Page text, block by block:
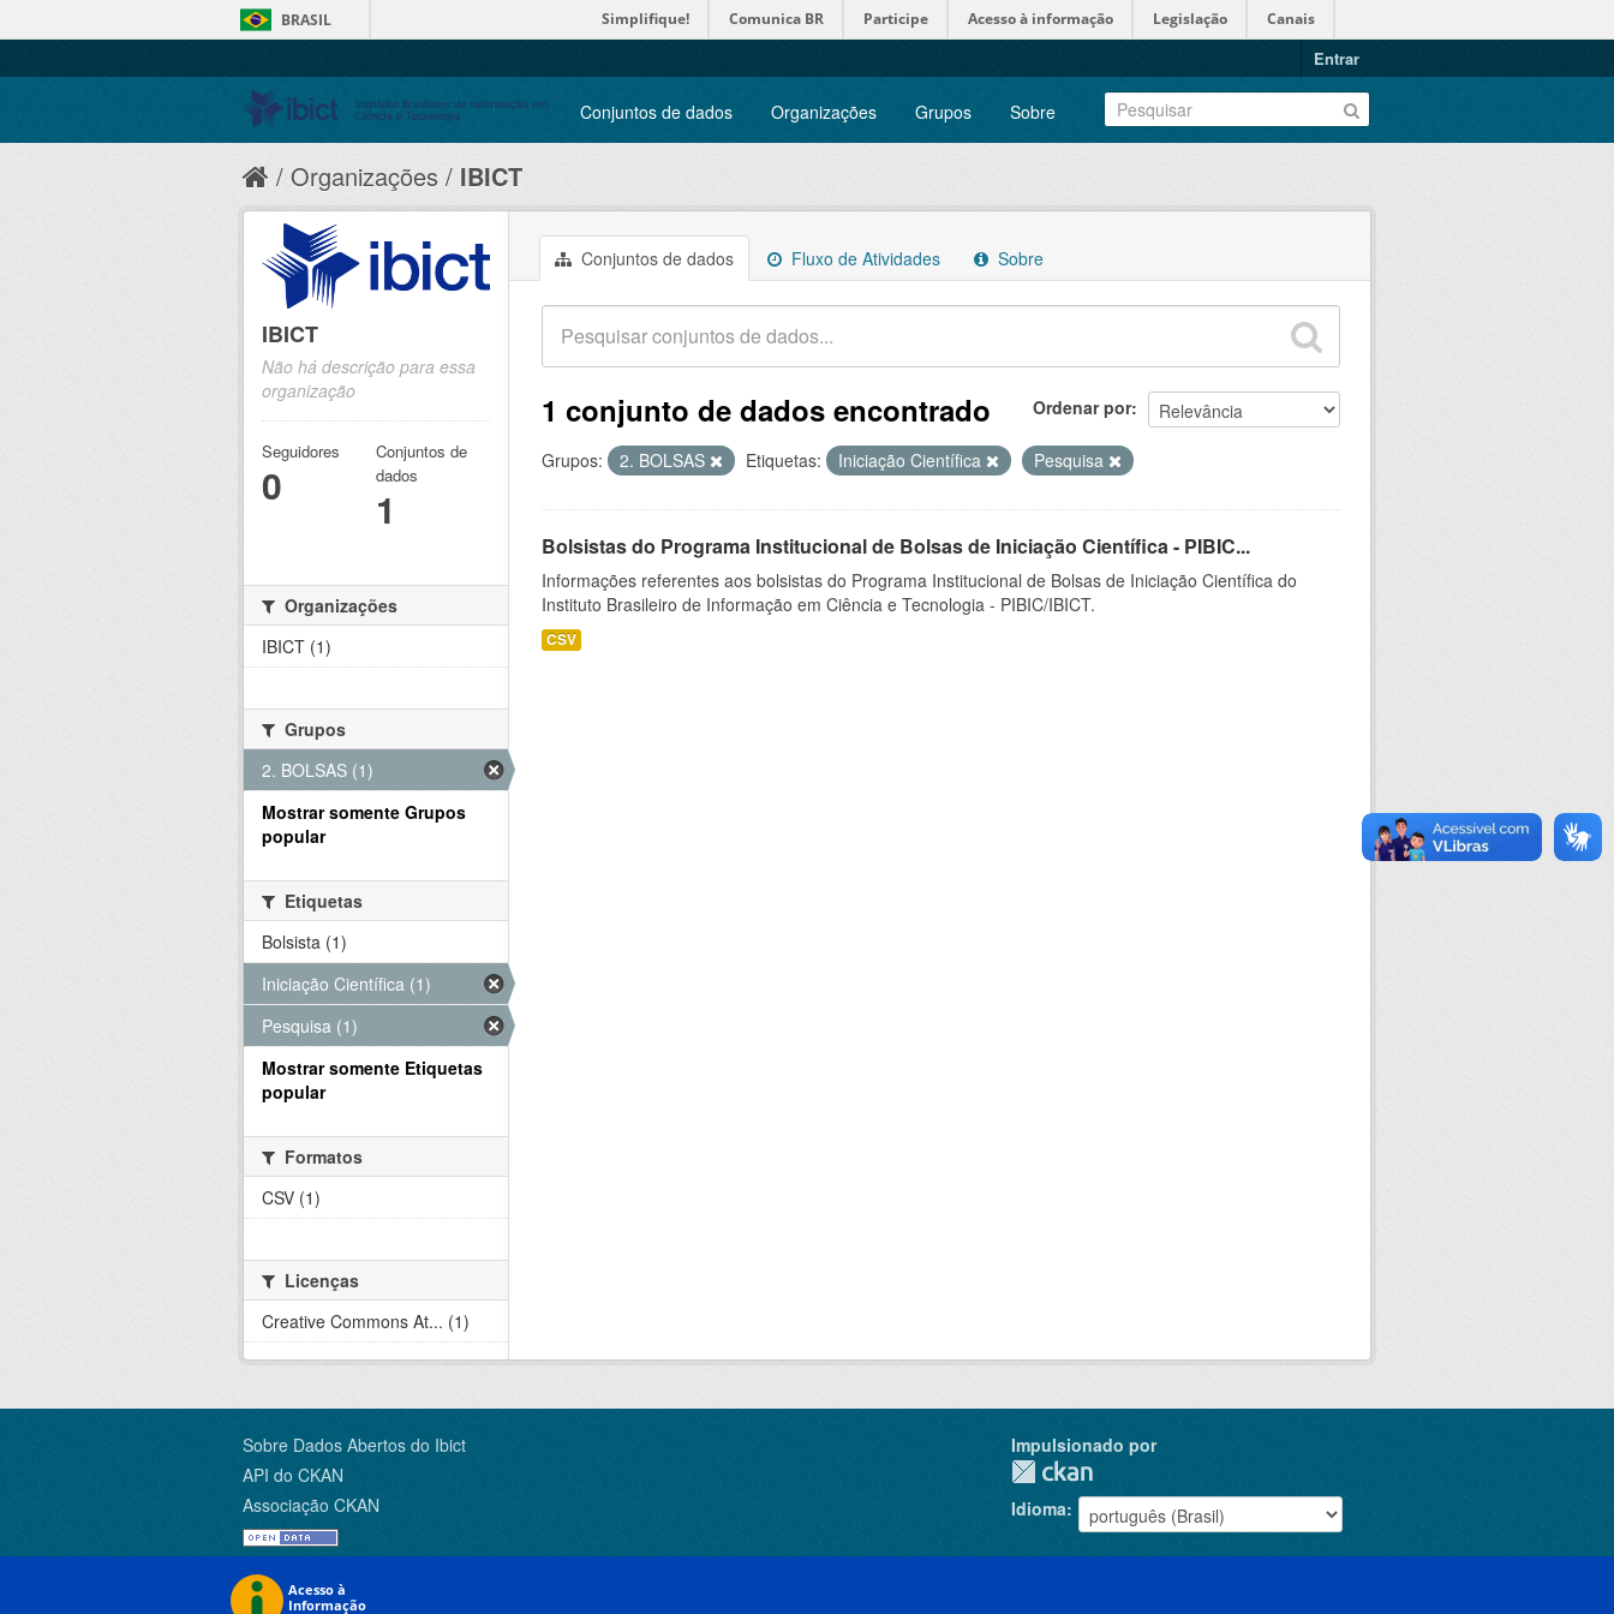
BRASIL Simplifique! Comunica BR Participe Acesso à informação Legislação Canais
Entrar
Conjuntos de dados Organizações Grupos Sobre
Organizações IBICT
Conjuntos de dados Fluxo de Atividades Sobre
Ordenar por
1 conjunto de dados encontrado
Grupos: 2. BOLSAS Etiquetas: Iniciação Científica Pesquisa
Bolsistas do Programa Institucional de Bolsas de Iniciação Científica - PIBIC...
Informações referentes aos bolsistas do Programa Institucional de Bolsas de Iniciação Científica do
Instituto Brasileiro de Informação em Ciência e Tecnologia - PIBIC/IBICT.
CSV
IBICT
Não há descrição para essa
organização
Seguidores
0
Conjuntos de
dados
1
Organizações
IBICT (1)
Grupos
2. BOLSAS (1)
Mostrar somente Grupos
popular
Etiquetas
Bolsista (1)
Iniciação Científica (1)
Pesquisa (1)
Mostrar somente Etiquetas
popular
Formatos
CSV (1)
Licenças
Creative Commons At... (1)
Sobre Dados Abertos do Ibict
API do CKAN
Associação CKAN
Impulsionado por
Idioma